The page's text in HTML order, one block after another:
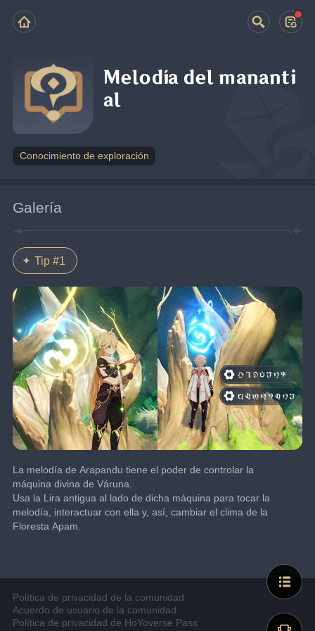
Melodía del mananti
al
Conocimiento de exploración
Galería
Tip #1
La melodía de Arapandu tiene el poder de controlar la
máquina divina de Váruna.
Usa la Lira antigua al lado de dicha máquina para tocar la
melodía, interactuar con ella y, así, cambiar el clima de la
Floresta Apam.
Política de privacidad de la comunidad
Acuerdo de usuario de la comunidad
Política de privacidad de HoYoverse Pass